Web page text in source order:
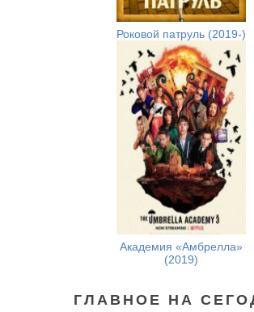
Роковой патруль (2019-)
Академия «Амбрелла»
(2019)
ГЛАВНОЕ НА